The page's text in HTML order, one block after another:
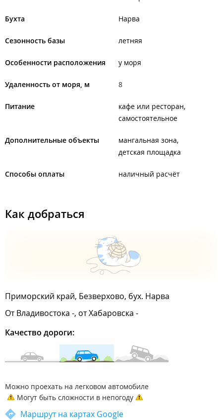
Бухта Нарва
Сезонность базы летняя
Особенности расположения у моря
Удаленность от моря, м 8
Питание
кафе или ресторан
самостоятельное
Дополнительные объекты
мангальная зона
детская площадка
Способы оплаты наличный расчёт
Как добраться
Приморский край, Безверхово, бух. Нарва
От Владивостока -, от Хабаровска -
Качество дороги:
Можно проехать на легковом автомобиле
Могут быть сложности в непогоду
Маршрут на картах Google